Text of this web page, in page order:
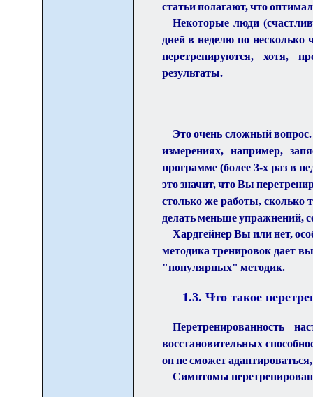
статьи полагают, что
Некоторые люди
дней в неделю по несколько
перетренируются, хотя,
результаты.
Это очень сложный
измерениях, например,
программе (более 3-х раз в
это значит, что Вы
столько же работы, сколько
делать меньше упражнений,
Хардгейнер Вы или нет,
методика тренировок дает
"популярных" методик.
1.3. Что такое
Перетренированность
восстановительных
он не сможет
Симптомы